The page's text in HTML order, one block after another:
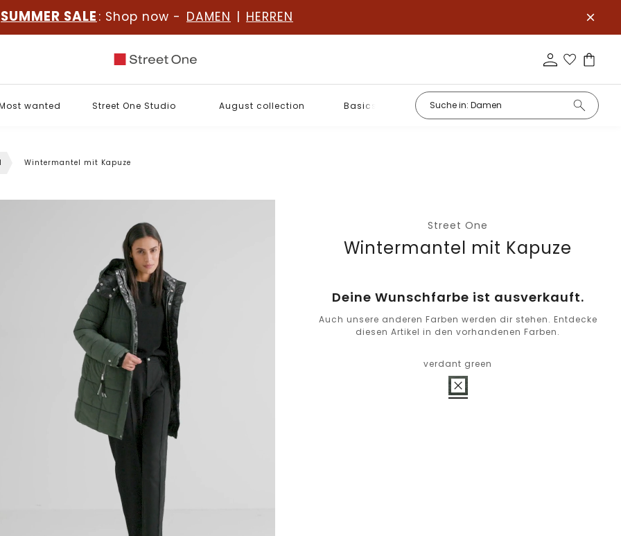
SUMMER SALE : Shop now - DAMEN | HERREN
wanted Street One Studio August collection Basics
Wintermantel mit Kapuze
Street One
Wintermantel mit Kapuze
Deine Wunschfarbe ist ausverkauft.
Auch unsere anderen Farben werden dir stehen. Entdecke
diesen Artikel in den vorhandenen Farben.
verdant green